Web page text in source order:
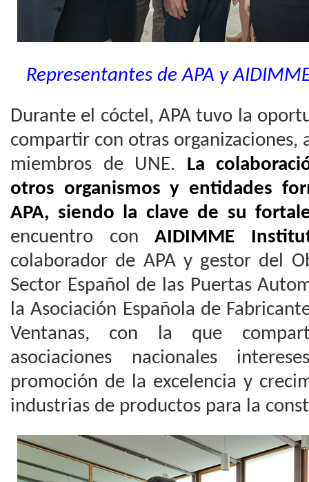
Representantes de APA y
Durante el cóctel, APA tuvo la
compartir con otras organizaciones,
miembros de UNE. La
otros organismos y entidades
APA, siendo la clave de su
encuentro conAIDIMME
colaborador de APA y gestor del
Sector Español de las Puertas
la Asociación Española de
Ventanas, con la que
asociaciones nacionales
promoción de la excelencia y
industrias de productos para la